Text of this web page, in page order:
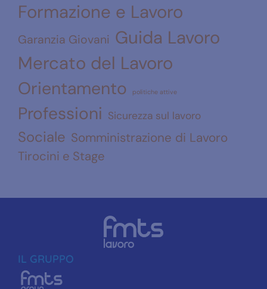
Formazione e Lavoro
Garanzia Giovani Guida Lavoro
Mercato del Lavoro
Orientamento politiche attive
Professioni Sicurezza sul lavoro
Sociale Somministrazione di Lavoro
Tirocini e Stage
IL GRUPPO